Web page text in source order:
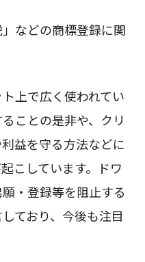
などの商標登録に関
上で広く使われてい
ことの是非や、クリ
益を守る方法などに
こしています。ドワ
・登録等を阻止する
ており、今後も注目